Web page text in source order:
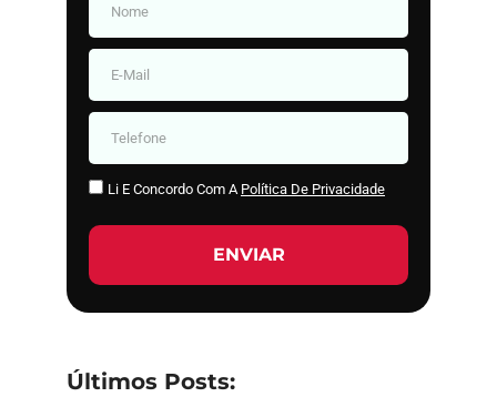
Li E Concordo Com A Política De Privacidade
ENVIAR
Últimos Posts: